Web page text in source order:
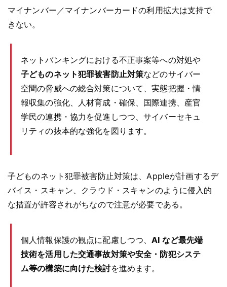
マイナンバー／マイナンバーカードの利用拡大は支持で
きない。
ネットバンキングにおける不正事案等への対処や
子どものネット犯罪被害防止対策などのサイバー
空間の脅威への総合対策について、実態把握・情
報収集の強化、人材育成・確保、国際連携、産官
学民の連携・協力を促進しつつ、サイバーセキュ
リティの抜本的な強化を図ります。
子どものネット犯罪被害防止対策は、Appleが計画するデ
バイス・スキャン、クラウド・スキャンのように侵入的
な措置が許容されがちなので注意が必要である。
個人情報保護の観点に配慮しつつ、AI など最先端
技術を活用した交通事故対策や安全・防犯システ
ム等の構築に向けた検討を進めます。